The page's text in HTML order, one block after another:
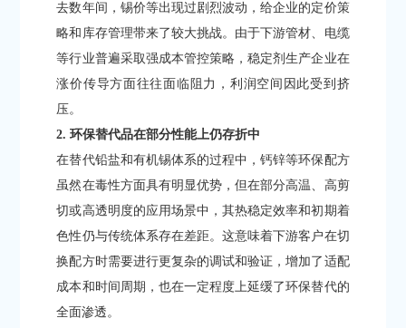
去数年间，锡价等出现过剧烈波动，给企业的定价策
略和库存管理带来了较大挑战。由于下游管材、电缆
等行业普遍采取强成本管控策略，稳定剂生产企业在
涨价传导方面往往面临阻力，利润空间因此受到挤
压。
2. 环保替代品在部分性能上仍存折中
在替代铅盐和有机锡体系的过程中，钙锌等环保配方
虽然在毒性方面具有明显优势，但在部分高温、高剪
切或高透明度的应用场景中，其热稳定效率和初期着
色性仍与传统体系存在差距。这意味着下游客户在切
换配方时需要进行更复杂的调试和验证，增加了适配
成本和时间周期，也在一定程度上延缓了环保替代的
全面渗透。